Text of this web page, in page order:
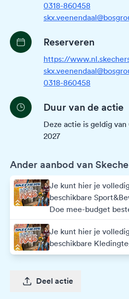
0318-860458
Reserveren
https://
0318-860458
Duur van de actie
Deze actie is geldig
2027
Ander aanbod van
Je kunt hier je
beschikbare
Doe mee-budget
Je kunt hier je
beschikbare
Deel actie